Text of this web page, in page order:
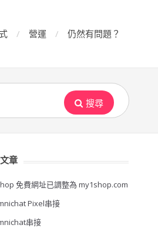
營運 仍然有問題？
搜尋
章
免費網址已調整為 my1shop.com
Pixel串接
串接